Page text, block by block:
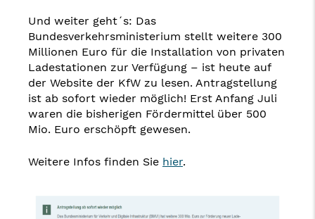
Und weiter geht´s: Das
Bundesverkehrsministerium stellt weitere 300
Millionen Euro für die Installation von privaten
Ladestationen zur Verfügung – ist heute auf
der Website der KfW zu lesen. Antragstellung
ist ab sofort wieder möglich! Erst Anfang Juli
waren die bisherigen Fördermittel über 500
Mio. Euro erschöpft gewesen.
Weitere Infos finden Sie hier.